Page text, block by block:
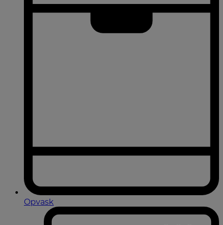
Opvask